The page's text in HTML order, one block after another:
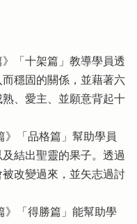
》「十架篇」教導學員透
穩固的關係，並藉著六
、愛主、並願意背起十
》「品格篇」幫助學員
結出聖靈的果子。透過
改變過來，並矢志過討
》「得勝篇」能幫助學